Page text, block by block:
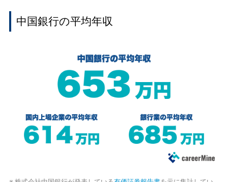
中国銀行の平均年収